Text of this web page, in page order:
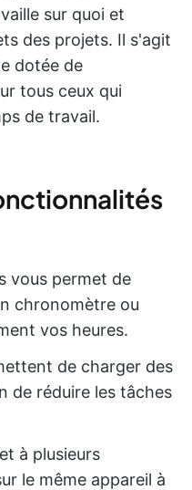
sur quoi et
des projets. Il s'agit
dotée de
tous ceux qui
de travail.
vous permet de
chronomètre ou
vos heures.
de charger des
de réduire les tâches
à plusieurs
le même appareil à